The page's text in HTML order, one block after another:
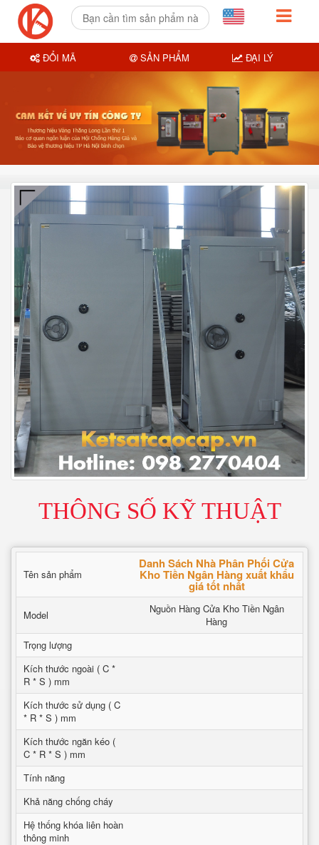
THÔNG SỐ KỸ THUẬT
Tên sản phẩm
Danh Sách Nhà Phân Phối Cửa
Kho Tiền Ngân Hàng xuất khẩu
giá tốt nhất
Model
Nguồn Hàng Cửa Kho Tiền Ngân
Hàng
Trọng lượng
Kích thước ngoài ( C *
R * S ) mm
Kích thước sử dụng ( C
* R * S ) mm
Kích thước ngăn kéo (
C * R * S ) mm
Tính năng
Khả năng chống cháy
Hệ thống khóa liên hoàn
thông minh
ĐỔI MÃ SẢN PHẨM ĐẠI LÝ